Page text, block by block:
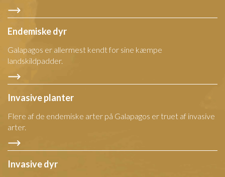
Endemiske dyr
Galapagos er allermest kendt for sine kæmpe
landskildpadder.
Invasive planter
Flere af de endemiske arter på Galapagos er truet af invasive
arter.
Invasive dyr